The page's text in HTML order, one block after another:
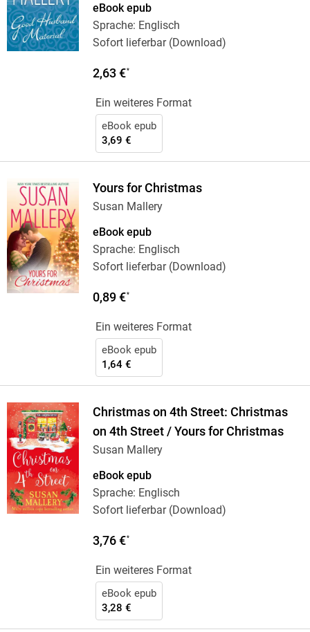
eBook epub
Sprache: Englisch
Sofort lieferbar (Download)
2,63 €*
Ein weiteres Format
eBook epub
3,69 €
Yours for Christmas
Susan Mallery
eBook epub
Sprache: Englisch
Sofort lieferbar (Download)
0,89 €*
Ein weiteres Format
eBook epub
1,64 €
Christmas on 4th Street: Christmas
on 4th Street / Yours for Christmas
Susan Mallery
eBook epub
Sprache: Englisch
Sofort lieferbar (Download)
3,76 €*
Ein weiteres Format
eBook epub
3,28 €